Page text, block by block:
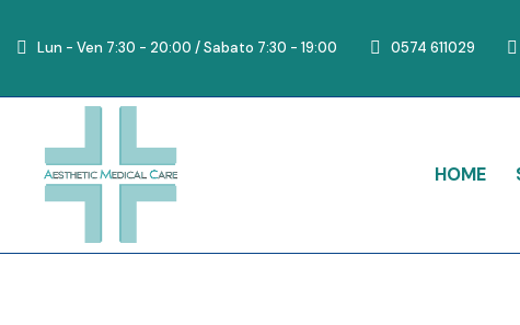
Lun - Ven 7:30 - 20:00 / Sabato 7:30 - 19:00 0574 611029
HOME